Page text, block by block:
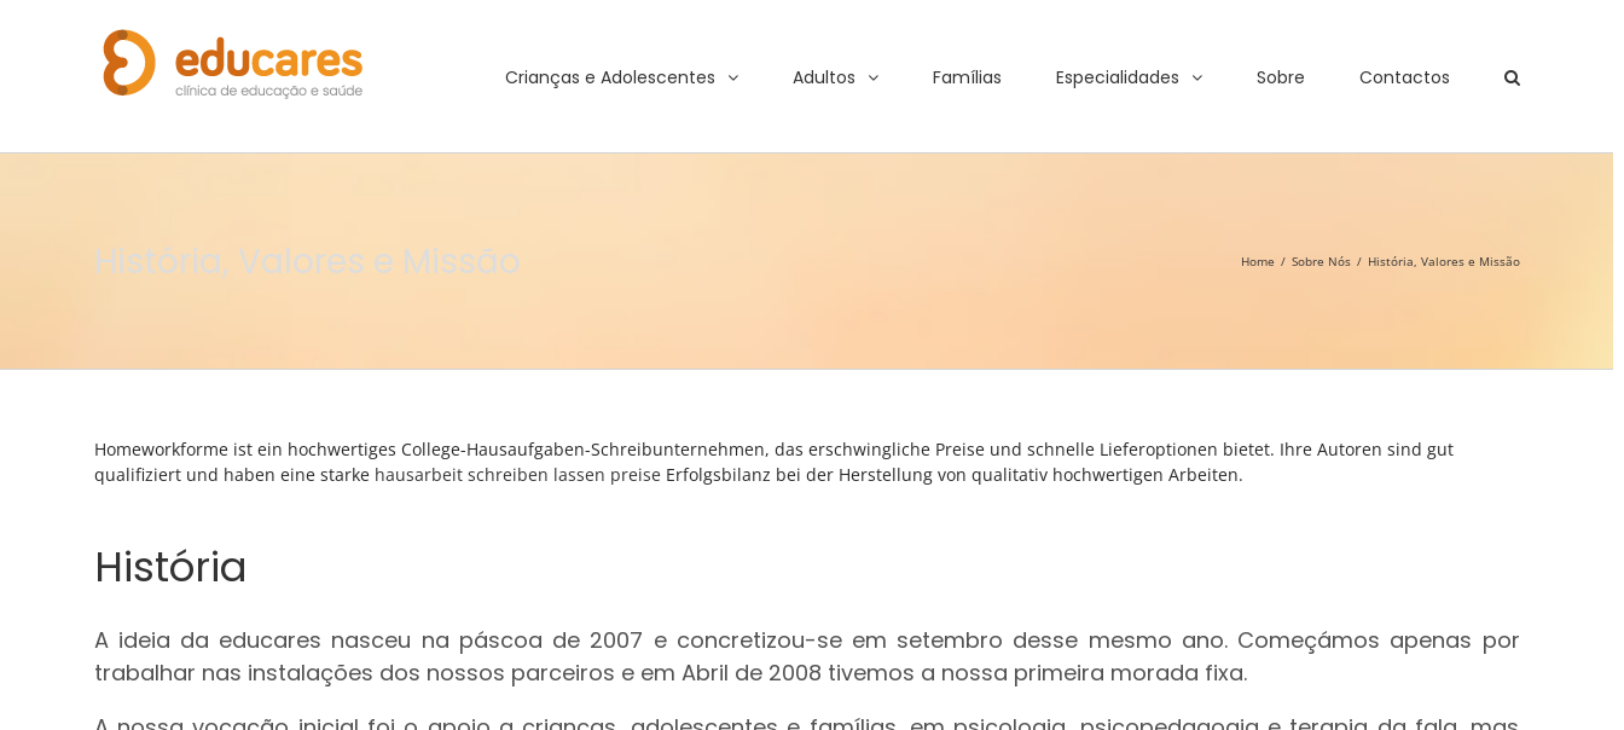
Crianças e Adolescentes Adultos Famílias Especialidades Sobre Contactos
História, Valores e Missão Home / Sobre Nós / História, Valores e Missão
Homeworkforme ist ein hochwertiges College-Hausaufgaben-Schreibunternehmen, das erschwingliche Preise und schnelle Lieferoptionen bietet. Ihre Autoren sind gut
qualifiziert und haben eine starke hausarbeit schreiben lassen preiseErfolgsbilanz bei der Herstellung von qualitativ hochwertigen Arbeiten.
História
A ideia da educares nasceu na páscoa de 2007 e concretizou-se em setembro desse mesmo ano. Começámos apenas por
trabalhar nas instalações dos nossos parceiros e em Abril de 2008 tivemos a nossa primeira morada fixa.